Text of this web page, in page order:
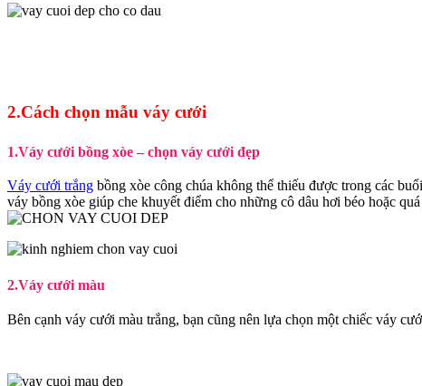
2.Cách chọn mẫu váy cưới
1.Váy cưới bồng xòe – chọn váy cưới đẹp
Váy cưới trắng bồng xòe công chúa không thể thiếu được trong các
váy bồng xòe giúp che khuyết điểm cho những cô dâu hơi béo hoặc
2.Váy cưới màu
Bên cạnh váy cưới màu trắng, bạn cũng nên lựa chọn một chiếc váy